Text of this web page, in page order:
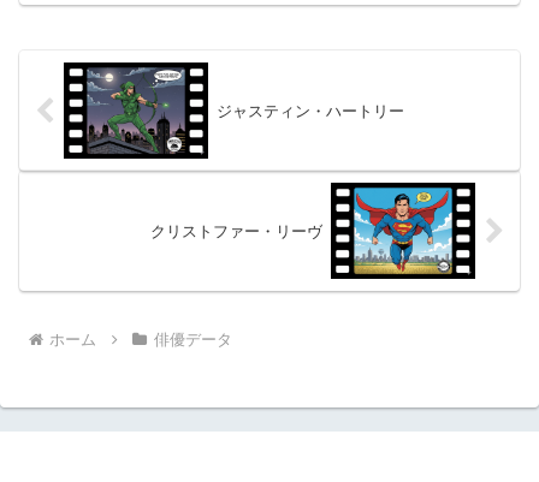
ジャスティン・ハートリー
クリストファー・リーヴ
ホーム 俳優データ